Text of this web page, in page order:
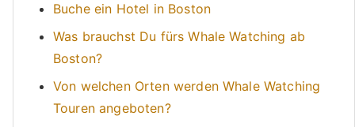
Buche ein Hotel in Boston
Was brauchst Du fürs Whale Watching ab
Boston?
Von welchen Orten werden Whale Watching
Touren angeboten?